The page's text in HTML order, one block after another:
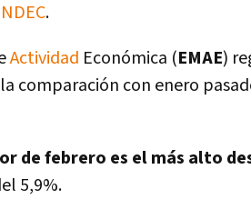
.
Actividad Económica (EMAE)
comparación con enero
de febrero es el más alto
5,9%.